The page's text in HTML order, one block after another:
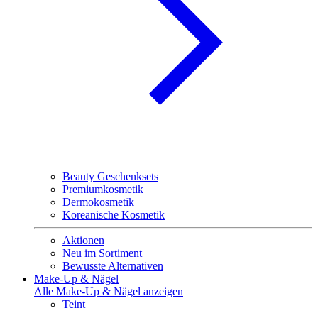
Beauty Geschenksets
Premiumkosmetik
Dermokosmetik
Koreanische Kosmetik
Aktionen
Neu im Sortiment
Bewusste Alternativen
Make-Up & Nägel
Alle Make-Up & Nägel anzeigen
Teint